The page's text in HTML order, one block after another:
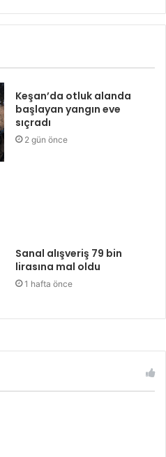
Keşan’da otluk alanda
başlayan yangın eve
sıçradı
2 gün önce
Sanal alışveriş 79 bin
lirasına mal oldu
1 hafta önce